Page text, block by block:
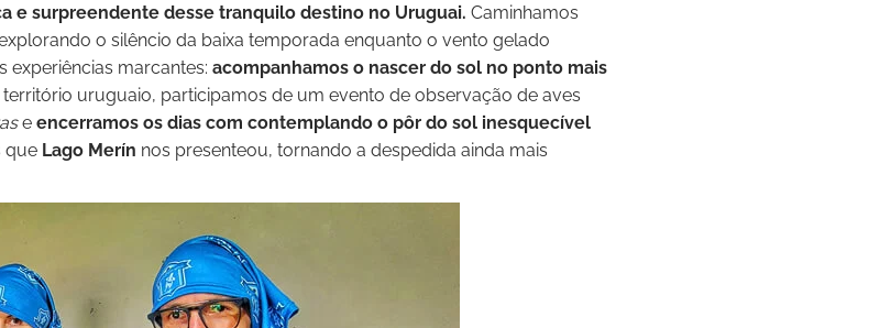
e surpreendente desse tranquilo destino no Uruguai. Caminhamos
o silêncio da baixa temporada enquanto o vento gelado
experiências marcantes: acompanhamos o nascer do sol no ponto mais
uruguaio, participamos de um evento de observação de aves
e encerramos os dias com contemplando o pôr do sol inesquecível
que Lago Merín nos presenteou, tornando a despedida ainda mais